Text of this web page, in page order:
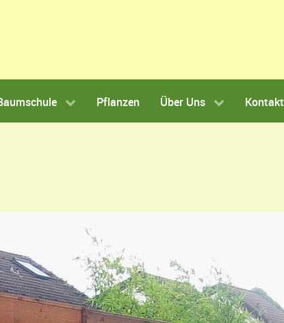
Pflanzen Über Uns Kontakt